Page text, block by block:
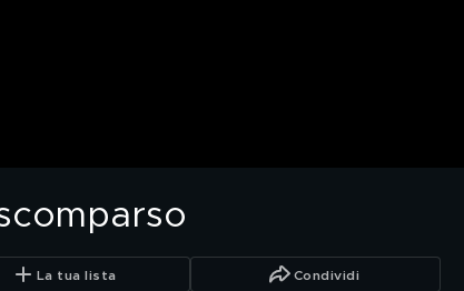
La tua lista Condividi